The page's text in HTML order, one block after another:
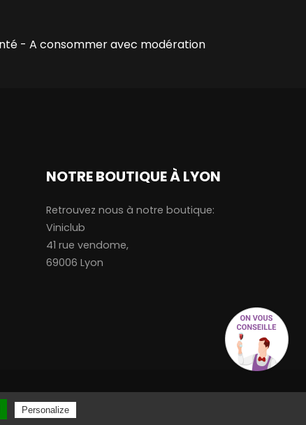
- A consommer avec modération
NOTRE BOUTIQUE À LYON
Retrouvez nous à notre boutique:
Viniclub
41 rue vendome,
69006 Lyon
Personalize